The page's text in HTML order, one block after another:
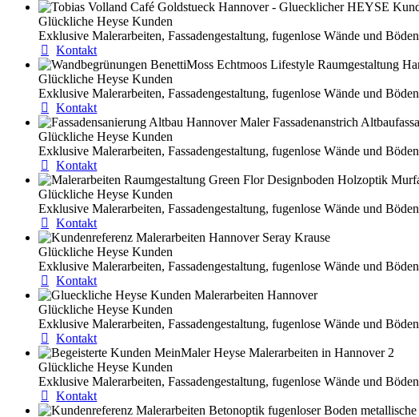
Glückliche Heyse Kunden
Exklusive Malerarbeiten, Fassadengestaltung, fugenlose Wände und Böden
Kontakt
Glückliche Heyse Kunden
Exklusive Malerarbeiten, Fassadengestaltung, fugenlose Wände und Böden
Kontakt
Glückliche Heyse Kunden
Exklusive Malerarbeiten, Fassadengestaltung, fugenlose Wände und Böden
Kontakt
Glückliche Heyse Kunden
Exklusive Malerarbeiten, Fassadengestaltung, fugenlose Wände und Böden
Kontakt
Glückliche Heyse Kunden
Exklusive Malerarbeiten, Fassadengestaltung, fugenlose Wände und Böden
Kontakt
Glückliche Heyse Kunden
Exklusive Malerarbeiten, Fassadengestaltung, fugenlose Wände und Böden
Kontakt
Glückliche Heyse Kunden
Exklusive Malerarbeiten, Fassadengestaltung, fugenlose Wände und Böden
Kontakt